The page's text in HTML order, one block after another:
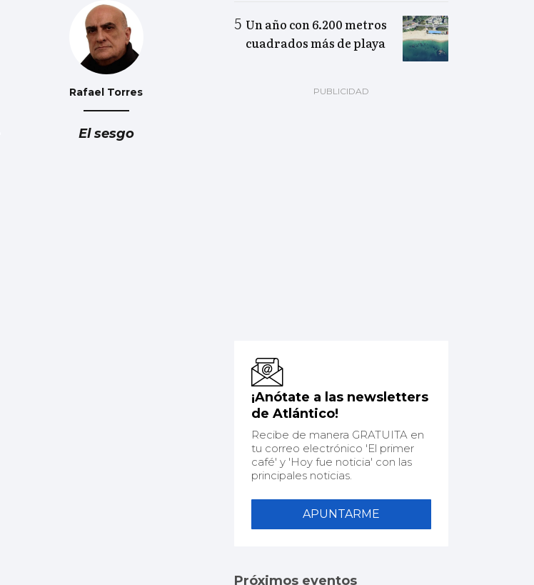
Rafael Torres
El sesgo
Un año con 6.200 metros
cuadrados más de playa
¡Anótate a las newsletters
de Atlántico!
Recibe de manera GRATUITA en
tu correo electrónico 'El primer
café' y 'Hoy fue noticia' con las
principales noticias.
APUNTARME
Próximos eventos